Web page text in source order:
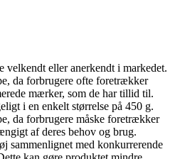
velkendt eller anerkendt i markedet.
da forbrugere ofte foretrækker
mærker, som de har tillid til.
i en enkelt størrelse på 450 g.
da forbrugere måske foretrækker
af deres behov og brug.
sammenlignet med konkurrerende